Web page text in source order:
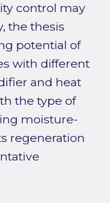
control may
the thesis
potential of
with different
and heat
the type of
moisture-
regeneration